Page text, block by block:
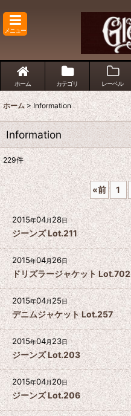
メニュー
ホーム カテゴリ レーベル
ホーム > Information
Information
229件
«前 1
2015年04月28日
ジーンズ Lot.211
2015年04月26日
ドリズラージャケット Lot.702
2015年04月25日
デニムジャケット Lot.257
2015年04月23日
ジーンズ Lot.203
2015年04月20日
ジーンズ Lot.206